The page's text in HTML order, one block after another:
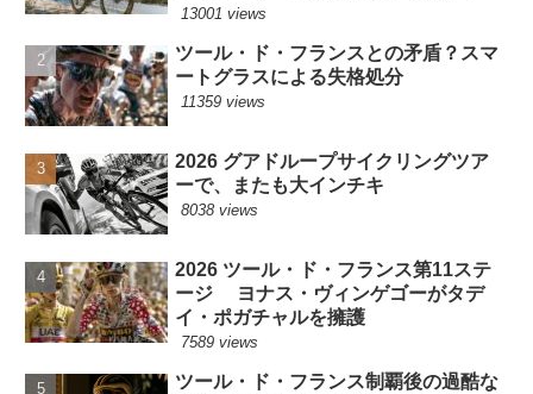
13001 views
ツール・ド・フランスとの矛盾？スマ
ートグラスによる失格処分
11359 views
2026 グアドループサイクリングツア
ーで、またも大インチキ
8038 views
2026 ツール・ド・フランス第11ステ
ージ ヨナス・ヴィンゲゴーがタデ
イ・ポガチャルを擁護
7589 views
ツール・ド・フランス制覇後の過酷な